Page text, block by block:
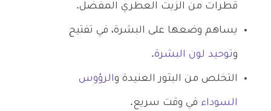
قطرات من الزيت العطري المفضل.
يساهم وضعها على البشرة، في تفتيح
وتوحيد لون البشرة.
التخلص من البثور العنيدة والرؤوس
السوداء في وقت سريع.